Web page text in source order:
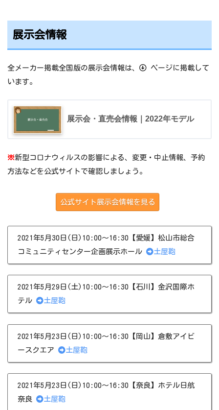
展示会情報
全メーカー掲載全国版の展示会情報は、
ページに掲載して
います。
展示会・直売会情報｜2022年モデル
※新型コロナウィルスの影響による、変更・中止情報、予約
方法などを公式サイトで確認しましょう。
公式サイト展示会情報を見る
2021年5月30日(日)10:00～16:30【愛媛】松山市総合
コミュニティセンター企画展示ホール
土屋鞄
2021年5月29日(土)10:00～16:30【石川】金沢国際ホ
テル
土屋鞄
2021年5月23日(日)10:00～16:30【岡山】倉敷アイビ
ースクエア
土屋鞄
2021年5月23日(日)10:00～16:30【奈良】ホテル日航
奈良
土屋鞄